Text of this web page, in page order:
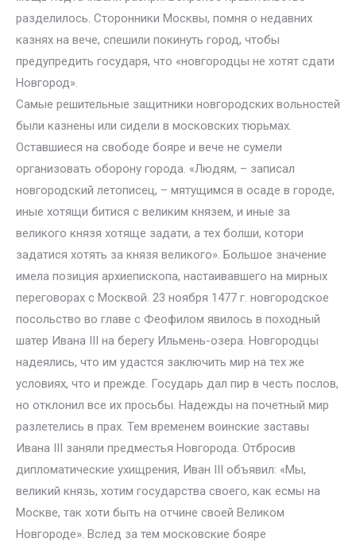
разделилось. Сторонники Москвы, помня о недавних
казнях на вече, спешили покинуть город, чтобы
предупредить государя, что «новгородцы не хотят сдати
Новгород».
Самые решительные защитники новгородских вольностей
были казнены или сидели в московских тюрьмах.
Оставшиеся на свободе бояре и вече не сумели
организовать оборону города. «Людям, – записал
новгородский летописец, – мятущимся в осаде в городе,
иные хотящи битися с великим князем, и иные за
великого князя хотяще задати, а тех болши, котори
задатися хотять за князя великого». Большое значение
имела позиция архиепископа, настаивавшего на мирных
переговорах с Москвой. 23 ноября 1477 г. новгородское
посольство во главе с Феофилом явилось в походный
шатер Ивана III на берегу Ильмень-озера. Новгородцы
надеялись, что им удастся заключить мир на тех же
условиях, что и прежде. Государь дал пир в честь послов,
но отклонил все их просьбы. Надежды на почетный мир
разлетелись в прах. Тем временем воинские заставы
Ивана III заняли предместья Новгорода. Отбросив
дипломатические ухищрения, Иван III объявил: «Мы,
великий князь, хотим государства своего, как есмы на
Москве, так хоти быть на отчине своей Великом
Новгороде». Вслед за тем московские бояре